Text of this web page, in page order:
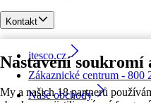
Nastavení soukromí
My a našich 18 partnerů
Kontakt
itesco.cz
Zákaznické centrum - 800
Naše obchody